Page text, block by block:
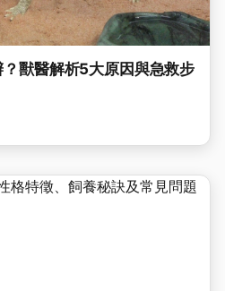
獸醫解析5大原因與急救步